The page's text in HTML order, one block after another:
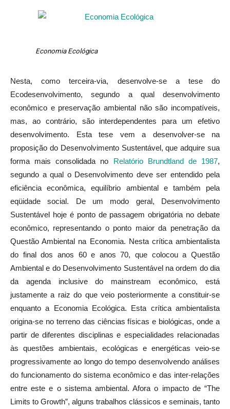
Economia Ecológica
Nesta, como terceira-via, desenvolve-se a tese do
Ecodesenvolvimento, segundo a qual desenvolvimento
econômico e preservação ambiental não são incompatíveis,
mas, ao contrário, são interdependentes para um efetivo
desenvolvimento. Esta tese vem a desenvolver-se na
proposição do Desenvolvimento Sustentável, que adquire sua
forma mais consolidada no Relatório Brundtland de 1987,
segundo a qual o Desenvolvimento deve ser entendido pela
eficiência econômica, equilíbrio ambiental e também pela
eqüidade social. De um modo geral, Desenvolvimento
Sustentável hoje é ponto de passagem obrigatória no debate
econômico, representando o ponto maior da penetração da
Questão Ambiental na Economia. Nesta crítica ambientalista
do final dos anos 60 e anos 70, que colocou a Questão
Ambiental e do Desenvolvimento Sustentável na ordem do dia
da agenda inclusive do mainstream econômico, está
justamente a raiz do que veio posteriormente a constituir-se
enquanto a Economia Ecológica. Esta crítica ambientalista
origina-se no terreno das ciências físicas e biológicas, onde a
partir de diferentes disciplinas e especialidades relacionadas
às questões ambientais, ecológicas e energéticas veio-se
progressivamente ao longo do tempo desenvolvendo análises
do funcionamento do sistema econômico e das inter-relações
entre este e o sistema ambiental. Afora o impacto de “The
Limits to Growth”, alguns trabalhos clássicos e seminais, tanto